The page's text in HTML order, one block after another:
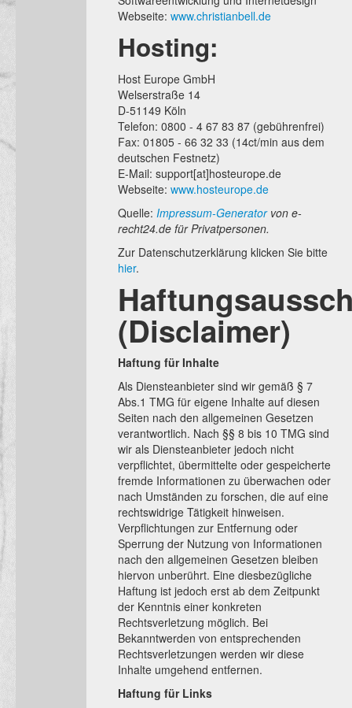
Webseite: www.christianbell.de
Hosting:
Host Europe GmbH
Welserstraße 14
D-51149 Köln
Telefon: 0800 - 4 67 83 87 (gebührenfrei)
Fax: 01805 - 66 32 33 (14ct/min aus dem
deutschen Festnetz)
E-Mail: support[at]hosteurope.de
Webseite: www.hosteurope.de
Quelle: Impressum-Generatorvon e-
recht24.de für Privatpersonen.
Zur Datenschutzerklärung klicken Sie bitte
hier.
(Disclaimer)
Haftung für Inhalte
Als Diensteanbieter sind wir gemäß § 7
Abs.1 TMG für eigene Inhalte auf diesen
Seiten nach den allgemeinen Gesetzen
verantwortlich. Nach §§ 8 bis 10 TMG sind
wir als Diensteanbieter jedoch nicht
verpflichtet, übermittelte oder gespeicherte
fremde Informationen zu überwachen oder
nach Umständen zu forschen, die auf eine
rechtswidrige Tätigkeit hinweisen.
Verpflichtungen zur Entfernung oder
Sperrung der Nutzung von Informationen
nach den allgemeinen Gesetzen bleiben
hiervon unberührt. Eine diesbezügliche
Haftung ist jedoch erst ab dem Zeitpunkt
der Kenntnis einer konkreten
Rechtsverletzung möglich. Bei
Bekanntwerden von entsprechenden
Rechtsverletzungen werden wir diese
Inhalte umgehend entfernen.
Haftung für Links